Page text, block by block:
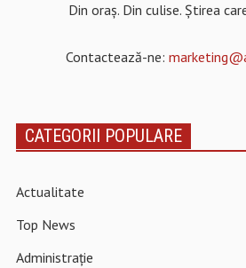
Din oraș. Din culise. Știrea
Contactează-ne:
CATEGORII POPULARE
Actualitate
Top News
Administrație